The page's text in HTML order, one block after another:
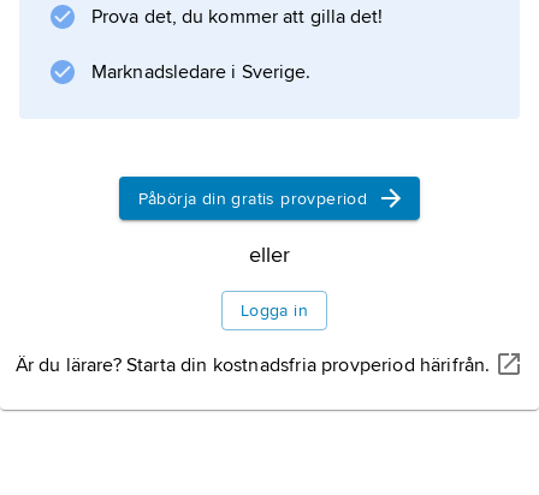
Information om artikeln
Prova det, du kommer att gilla det!
Marknadsledare i Sverige.
Påbörja din gratis provperiod
eller
Logga in
Är du lärare? Starta din kostnadsfria provperiod härifrån.